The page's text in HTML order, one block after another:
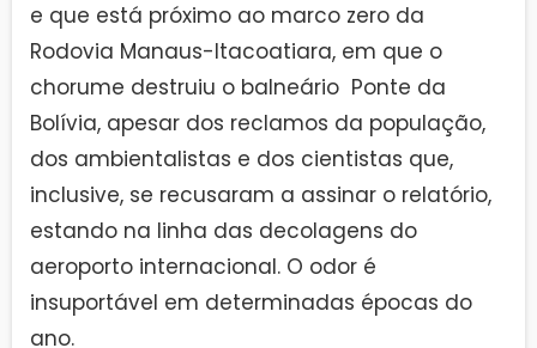
e que está próximo ao marco zero da
Rodovia Manaus-Itacoatiara, em que o
chorume destruiu o balneário Ponte da
Bolívia, apesar dos reclamos da população,
dos ambientalistas e dos cientistas que,
inclusive, se recusaram a assinar o relatório,
estando na linha das decolagens do
aeroporto internacional. O odor é
insuportável em determinadas épocas do
ano.